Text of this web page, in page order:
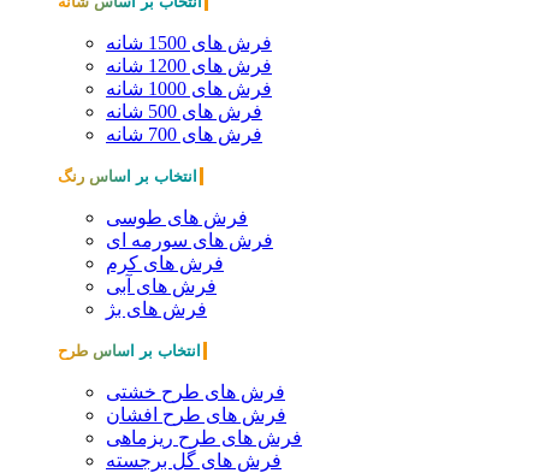
فرش های 1500 شانه
فرش های 1200 شانه
فرش های 1000 شانه
فرش های 500 شانه
فرش های 700 شانه
انتخاب بر اساس رنگ
فرش های طوسی
فرش های سورمه ای
فرش های کرم
فرش های آبی
فرش های بژ
انتخاب بر اساس طرح
فرش های طرح خشتی
فرش های طرح افشان
فرش های طرح ریزماهی
فرش های گل برجسته